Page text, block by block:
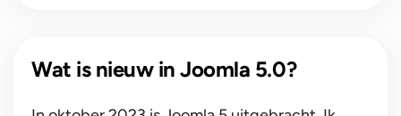
Wat is nieuw in Joomla 5.0?